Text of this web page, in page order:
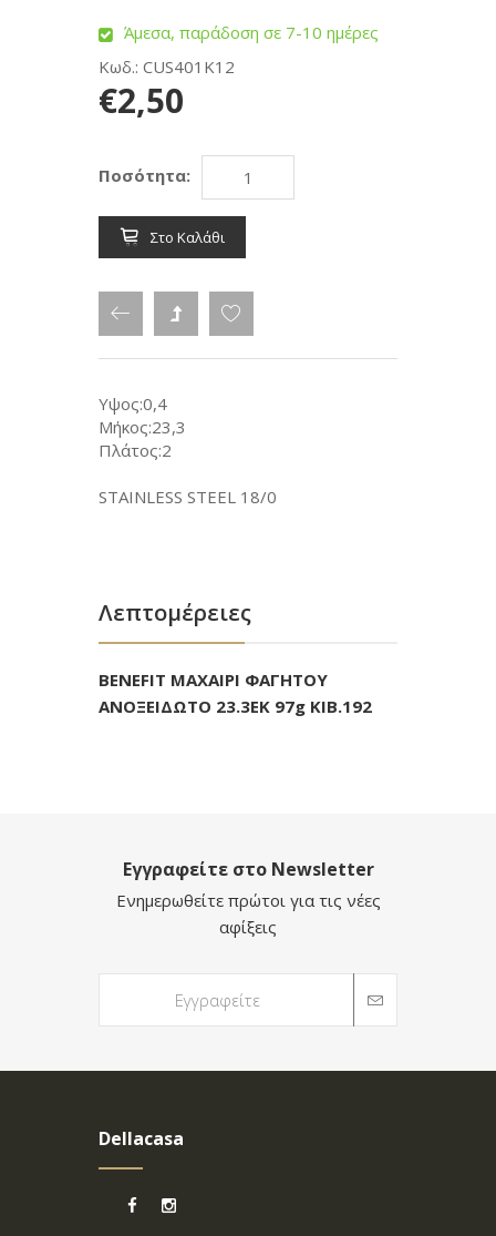
Άμεσα, παράδοση σε 7-10 ημέρες
Κωδ.: CUS401K12
€2,50
Ποσότητα:
Στο Καλάθι
Υψος:0,4
Μήκος:23,3
Πλάτος:2
STAINLESS STEEL 18/0
Λεπτομέρειες
BENEFIT ΜΑΧΑΙΡΙ ΦΑΓΗΤΟΥ
ΑΝΟΞΕΙΔΩΤΟ 23.3ΕΚ 97g KIB.192
Εγγραφείτε στο Newsletter
Ενημερωθείτε πρώτοι για τις νέες
αφίξεις
Dellacasa